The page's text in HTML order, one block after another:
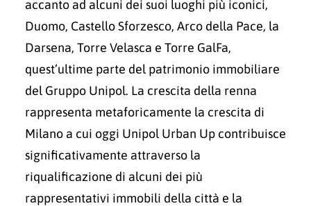
accanto ad alcuni dei suoi luoghi più iconici,
Duomo, Castello Sforzesco, Arco della Pace, la
Darsena, Torre Velasca e Torre GalFa,
quest’ultime parte del patrimonio immobiliare
del Gruppo Unipol. La crescita della renna
rappresenta metaforicamente la crescita di
Milano a cui oggi Unipol Urban Up contribuisce
significativamente attraverso la
riqualificazione di alcuni dei più
rappresentativi immobili della città e la